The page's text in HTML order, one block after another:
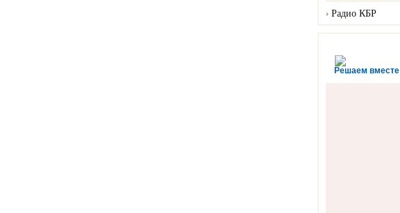
Радио КБР
Решаем вместе